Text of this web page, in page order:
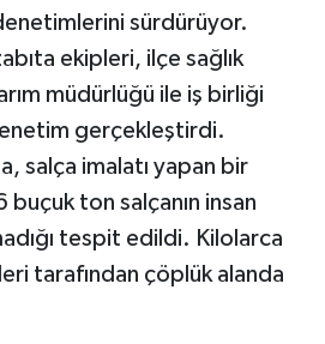
sürdürüyor.
ekipleri, ilçe sağlık
müdürlüğü ile iş birliği
gerçekleştirdi.
salça imalatı yapan bir
ton salçanın insan
tespit edildi. Kilolarca
tarafından çöplük alanda